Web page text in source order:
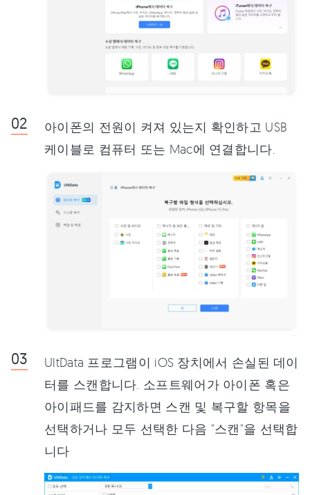
아이폰의 전원이 켜져 있는지 확인하고 USB
케이블로 컴퓨터 또는 Mac에 연결합니다.
UltData 프로그램이 iOS 장치에서 손실된 데이
터를 스캔합니다. 소프트웨어가 아이폰 혹은
아이패드를 감지하면 스캔 및 복구할 항목을
선택하거나 모두 선택한 다음 "스캔"을 선택합
니다